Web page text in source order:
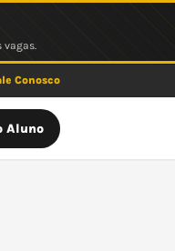
vagas.
Conosco
Aluno